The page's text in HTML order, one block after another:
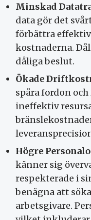
Minskad
data gör det
förbättra
kostnaderna.
dåliga beslut.
Ökade
spåra fordon
ineffektiv
Högre
känner sig
respekterade i
benägna att
arbetsgivare.